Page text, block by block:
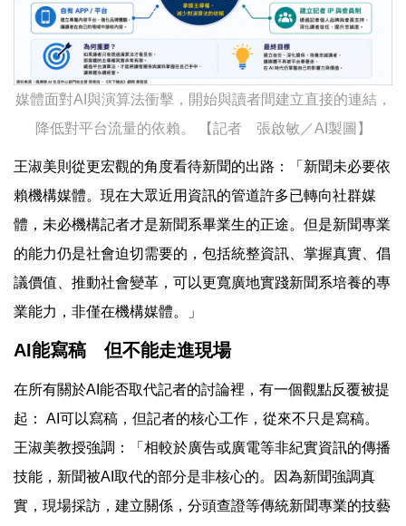
媒體面對AI與演算法衝擊，開始與讀者間建立直接的連結，
降低對平台流量的依賴。 【記者 張啟敏／AI製圖】
王淑美則從更宏觀的角度看待新聞的出路：「新聞未必要依
賴機構媒體。現在大眾近用資訊的管道許多已轉向社群媒
體，未必機構記者才是新聞系畢業生的正途。但是新聞專業
的能力仍是社會迫切需要的，包括統整資訊、掌握真實、倡
議價值、推動社會變革，可以更寬廣地實踐新聞系培養的專
業能力，非僅在機構媒體。」
AI能寫稿 但不能走進現場
在所有關於AI能否取代記者的討論裡，有一個觀點反覆被提
起： AI可以寫稿，但記者的核心工作，從來不只是寫稿。
王淑美教授強調：「相較於廣告或廣電等非紀實資訊的傳播
技能，新聞被AI取代的部分是非核心的。因為新聞強調真
實，現場採訪，建立關係，分頭查證等傳統新聞專業的技藝